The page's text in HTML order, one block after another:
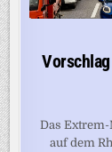
Das
auf dem